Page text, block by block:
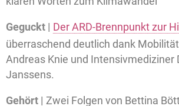
Geguckt | Der ARD-Brennpunkt zur
überraschend deutlich dank
Andreas Knie und Intensivmediziner
Janssens.
Gehört | Zwei Folgen von Bettina